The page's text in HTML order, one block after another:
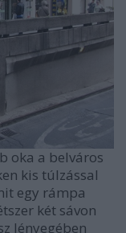
oka a belváros
kis túlzással
egy rámpa
két sávon
lényegében